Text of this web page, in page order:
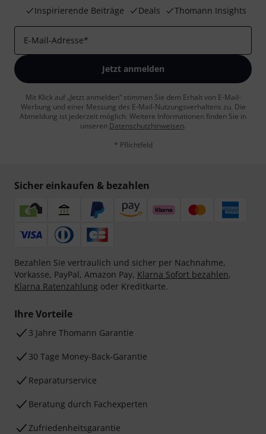
Inspirierende Beiträge
Deals Thomann Insights
E-Mail-Adresse*
Jetzt anmelden
Mit Klick auf „Jetzt anmelden“ stimmen Sie dem Erhalt von E-Mail-
Werbung und einer Messung des E-Mail-Nutzungsverhaltens zu. Die
Abmeldung ist jederzeit möglich. Weitere Informationen finden Sie in
unseren Datenschutzhinweisen.
* Pflichtfeld
Sicher einkaufen & bezahlen
Bezahlen Sie vertraulich und sicher per Nachnahme,
Vorkasse, PayPal, Amazon Pay, Klarna Sofort bezahlen,
Klarna Ratenzahlung oder Kreditkarte.
Ihre Vorteile
3 Jahre Thomann Garantie
30 Tage Money-Back-Garantie
Reparaturservice
Beratung durch Fachexperten
Zufriedenheitsgarantie